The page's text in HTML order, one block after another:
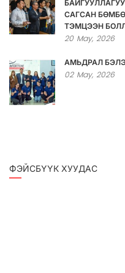
САГСАН
ТЭМЦЭЭН
20 May, 2026
АМЬДРАЛ
02 May, 2026
ФЭЙСБҮҮК ХУУДАС